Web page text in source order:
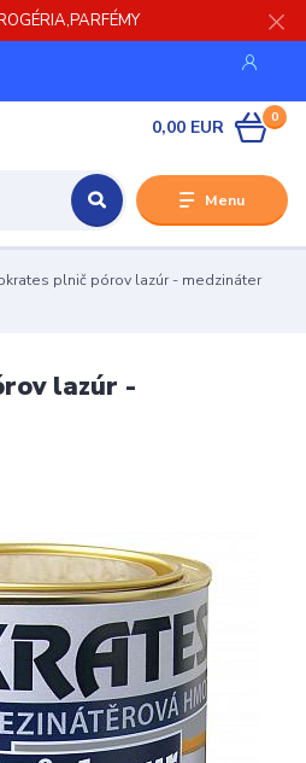
Menu
0
0,00 EUR
plnič pórov lazúr - medzináter
lazúr -